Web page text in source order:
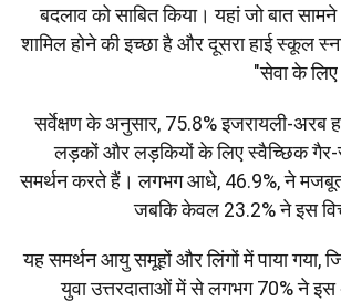
बदलाव को साबित किया। यहां जो बात
शामिल होने की इच्छा है और दूसरा हाई स्कूल
सेवा के लिए
सर्वेक्षण के अनुसार, 75.8% इजरायली-अरब
लड़कों और लड़कियों के लिए स्वैच्छिक गैर-
समर्थन करते हैं। लगभग आधे, 46.9%, ने मजबूत
जबकि केवल 23.2% ने इस
यह समर्थन आयु समूहों और लिंगों में पाया गया,
युवा उत्तरदाताओं में से लगभग 70% ने इस